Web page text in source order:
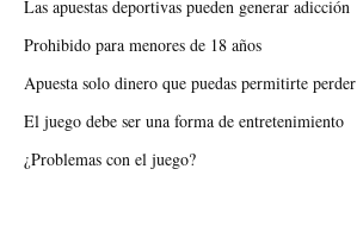
Las apuestas deportivas pueden generar adicción
Prohibido para menores de 18 años
Apuesta solo dinero que puedas permitirte perder
El juego debe ser una forma de entretenimiento
¿Problemas con el juego?